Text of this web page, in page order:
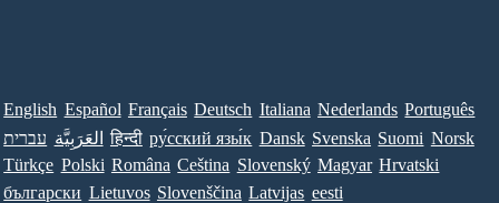
English Español Français Deutsch Italiana Nederlands Português
עברית العَرَبِيَّة हिन्दी ру́сский язы́к Dansk Svenska Suomi Norsk
Türkçe Polski Româna Ceština Slovenský Magyar Hrvatski
български Lietuvos Slovenščina Latvijas eesti